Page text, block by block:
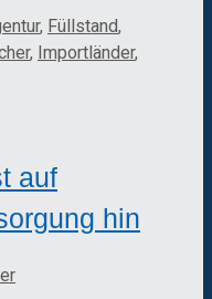
, Füllstand,
, Importländer,
auf
hin